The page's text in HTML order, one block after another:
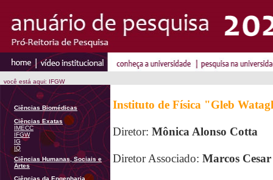
você está aqui: IFGW
Ciências Biomédicas
Ciências Exatas
IMECC
IFGW
IG
IQ
Ciências Humanas, Sociais e
Artes
Ciências da Engenharia
Instituto de Física "Gleb
Diretor: Mônica Alonso Cotta
Diretor Associado: Marcos